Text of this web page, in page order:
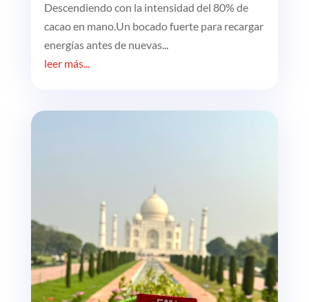
Descendiendo con la intensidad del 80% de
cacao en mano.Un bocado fuerte para recargar
energías antes de nuevas...
leer más...